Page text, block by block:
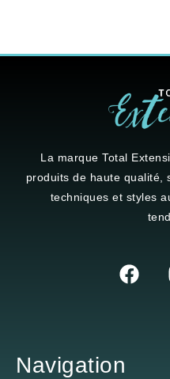
La marque Total
produits de haute qualité,
techniques et styles
Navigation